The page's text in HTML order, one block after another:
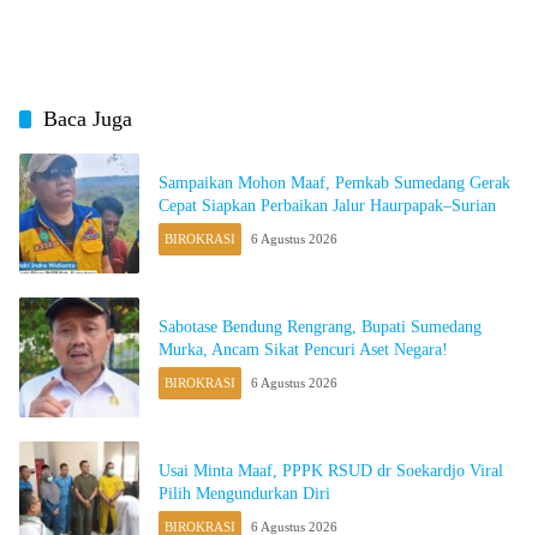
Baca Juga
Sampaikan Mohon Maaf, Pemkab Sumedang Gerak
Cepat Siapkan Perbaikan Jalur Haurpapak–Surian
BIROKRASI 6 Agustus 2026
Sabotase Bendung Rengrang, Bupati Sumedang
Murka, Ancam Sikat Pencuri Aset Negara!
BIROKRASI 6 Agustus 2026
Usai Minta Maaf, PPPK RSUD dr Soekardjo Viral
Pilih Mengundurkan Diri
BIROKRASI 6 Agustus 2026